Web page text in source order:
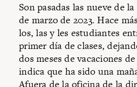
Son pasadas las nueve de
de marzo de 2023. Hace
los, las y les estudiantes
primer día de clases,
dos meses de vacaciones
indica que ha sido una
Afuera de la oficina de la